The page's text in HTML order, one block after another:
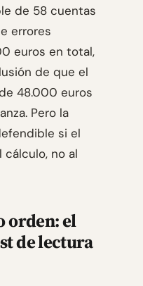
de 58 cuentas
errores
euros en total,
de que el
48.000 euros
Pero la
si el
no al
orden: el
de lectura